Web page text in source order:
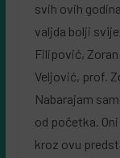
svih ovih
valjda bolji
Filipović,
Veljović, prof.
Nabarajam
od početka.
kroz ovu